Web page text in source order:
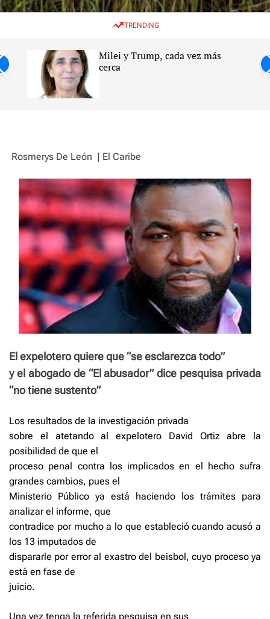
w
c
e
e
TRENDING
Milei y Trump, cada vez más
cerca
Rosmerys De León | El Caribe
El expelotero quiere que “se esclarezca todo”
y el abogado de “El abusador” dice pesquisa privada
“no tiene sustento”
Los resultados de la investigación privada
sobre el atetando al expelotero David Ortiz abre la
posibilidad de que el
proceso penal contra los implicados en el hecho sufra
grandes cambios, pues el
Ministerio Público ya está haciendo los trámites para
analizar el informe, que
contradice por mucho a lo que estableció cuando acusó a
los 13 imputados de
dispararle por error al exastro del beisbol, cuyo proceso ya
está en fase de
juicio.
Una vez tenga la referida pesquisa en sus